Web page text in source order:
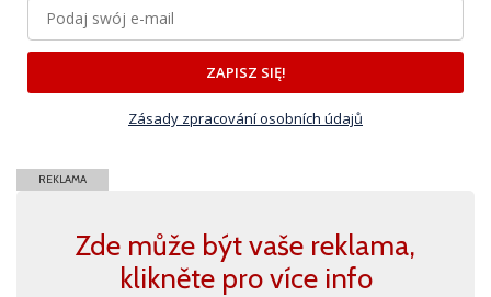
ZAPISZ SIĘ!
Zásady zpracování osobních údajů
REKLAMA
Zde může být vaše reklama,
klikněte pro více info